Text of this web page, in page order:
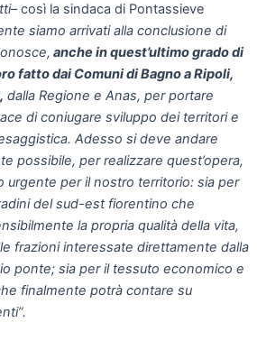
così la sindaca di Pontassieve
siamo arrivati alla conclusione di
anche in quest’ultimo grado di
fatto dai Comuni di Bagno a Ripoli,
dalla Regione e Anas, per portare
di coniugare sviluppo dei territori e
Adesso si deve andare
possibile, per realizzare quest’opera,
urgente per il nostro territorio: sia per
del sud-est fiorentino che
la propria qualità della vita,
frazioni interessate direttamente dalla
ponte; sia per il tessuto economico e
finalmente potrà contare su